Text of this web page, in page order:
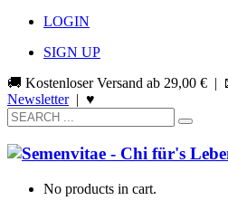
LOGIN
SIGN UP
🚚 Kostenloser Versand ab 29,00 € |
Newsletter| ♥
No products in cart.